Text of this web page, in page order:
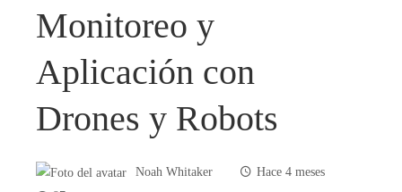
Monitoreo y
Aplicación con
Drones y Robots
Noah Whitaker
Hace 4 meses